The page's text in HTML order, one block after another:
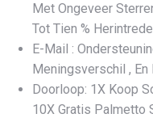
Met Ongeveer
Tot Tien %
E-Mail :
Meningsverschil , En
Doorloop: 1X Koop
10X Gratis Palmetto